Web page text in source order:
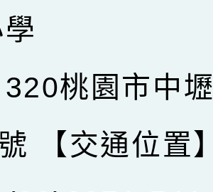
桃園市中
【交通位置